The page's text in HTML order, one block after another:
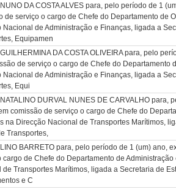
DA COSTA ALVES para, pelo período de 1
de serviço o cargo de Chefe do Departamento de
Nacional de Administração e Finanças, ligada a
Equipamen
DA COSTA OLIVEIRA para, pelo
de serviço o cargo de Chefe do Departamento
Nacional de Administração e Finanças, ligada a
Equi
DURVAL NUNES DE CARVALHO para,
comissão de serviço o cargo de Chefe do
na Direcção Nacional de Transportes Marítimos,
Transportes,
BARRETO para, pelo período de 1 (um) ano,
cargo de Chefe do Departamento de
de Transportes Marítimos, ligada a Secretaria de
e C